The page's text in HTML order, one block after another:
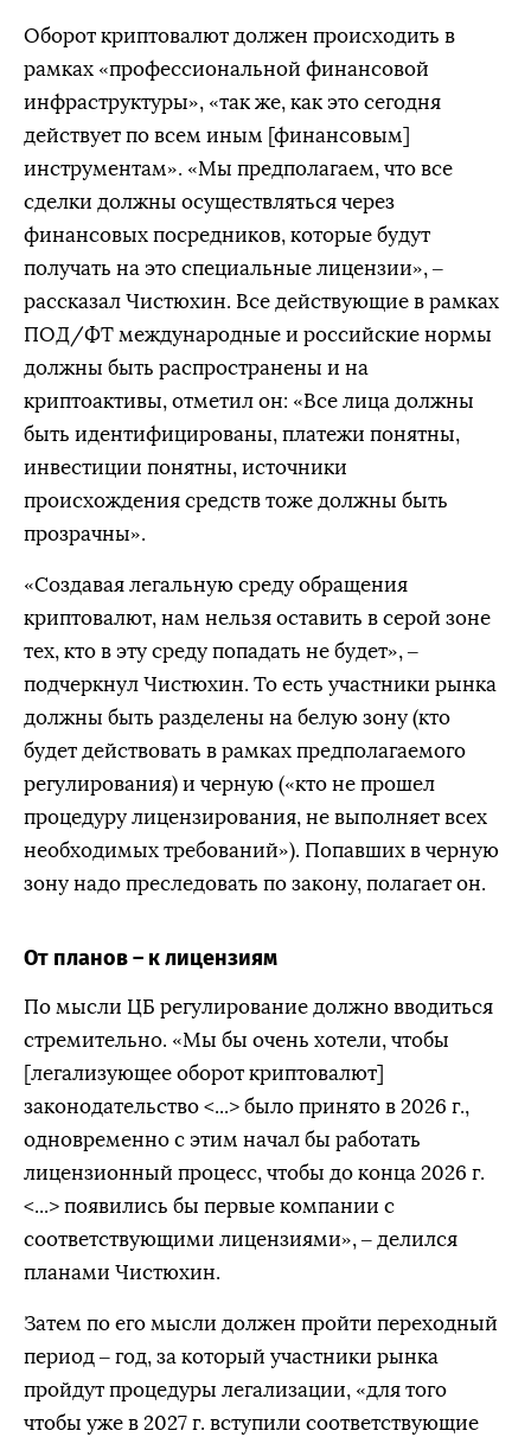
Оборот криптовалют должен происходить в
рамках «профессиональной финансовой
инфраструктуры», «так же, как это сегодня
действует по всем иным [финансовым]
инструментам». «Мы предполагаем, что все
сделки должны осуществляться через
финансовых посредников, которые будут
получать на это специальные лицензии», –
рассказал Чистюхин. Все действующие в рамках
ПОД/ФТ международные и российские нормы
должны быть распространены и на
криптоактивы, отметил он: «Все лица должны
быть идентифицированы, платежи понятны,
инвестиции понятны, источники
происхождения средств тоже должны быть
прозрачны».
«Создавая легальную среду обращения
криптовалют, нам нельзя оставить в серой зоне
тех, кто в эту среду попадать не будет», –
подчеркнул Чистюхин. То есть участники рынка
должны быть разделены на белую зону (кто
будет действовать в рамках предполагаемого
регулирования) и черную («кто не прошел
процедуру лицензирования, не выполняет всех
необходимых требований»). Попавших в черную
зону надо преследовать по закону, полагает он.
От планов – к лицензиям
По мысли ЦБ регулирование должно вводиться
стремительно. «Мы бы очень хотели, чтобы
[легализующее оборот криптовалют]
законодательство <...> было принято в 2026 г.,
одновременно с этим начал бы работать
лицензионный процесс, чтобы до конца 2026 г.
<...> появились бы первые компании с
соответствующими лицензиями», – делился
планами Чистюхин.
Затем по его мысли должен пройти переходный
период – год, за который участники рынка
пройдут процедуры легализации, «для того
чтобы уже в 2027 г. вступили соответствующие